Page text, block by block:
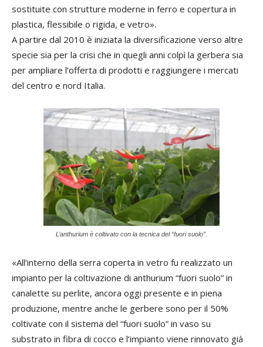
sostituite con strutture moderne in ferro e copertura in
plastica, flessibile o rigida, e vetro».
A partire dal 2010 è iniziata la diversificazione verso altre
specie sia per la crisi che in quegli anni colpì la gerbera sia
per ampliare l’offerta di prodotti e raggiungere i mercati
del centro e nord Italia.
L’anthurium è coltivato con la tecnica del “fuori suolo”.
«All’interno della serra coperta in vetro fu realizzato un
impianto per la coltivazione di anthurium “fuori suolo” in
canalette su perlite, ancora oggi presente e in piena
produzione, mentre anche le gerbere sono per il 50%
coltivate con il sistema del “fuori suolo” in vaso su
substrato in fibra di cocco e l’impianto viene rinnovato già